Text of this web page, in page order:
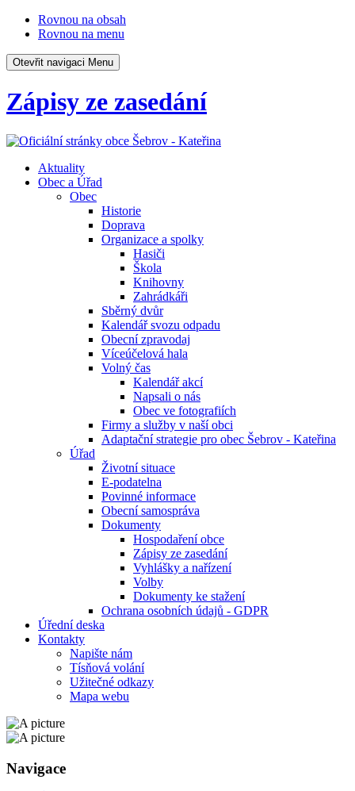
Rovnou na obsah
Rovnou na menu
Otevřit navigaci Menu
Zápisy ze zasedání
Aktuality
Obec a Úřad
Obec
Historie
Doprava
Organizace a spolky
Hasiči
Škola
Knihovny
Zahrádkáři
Sběrný dvůr
Kalendář svozu odpadu
Obecní zpravodaj
Víceúčelová hala
Volný čas
Kalendář akcí
Napsali o nás
Obec ve fotografiích
Firmy a služby v naší obci
Adaptační strategie pro obec Šebrov - Kateřina
Úřad
Životní situace
E-podatelna
Povinné informace
Obecní samospráva
Dokumenty
Hospodaření obce
Zápisy ze zasedání
Vyhlášky a nařízení
Volby
Dokumenty ke stažení
Ochrana osobních údajů - GDPR
Úřední deska
Kontakty
Napište nám
Tísňová volání
Užitečné odkazy
Mapa webu
Navigace